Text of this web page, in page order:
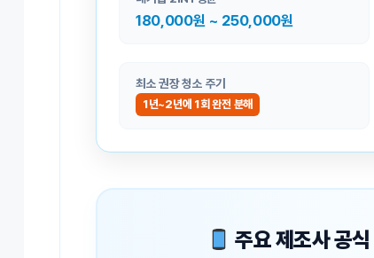
180,000원 ~ 250,000원
최소 권장 청소 주기
1년~2년에 1회 완전 분해
주요 제조사 공